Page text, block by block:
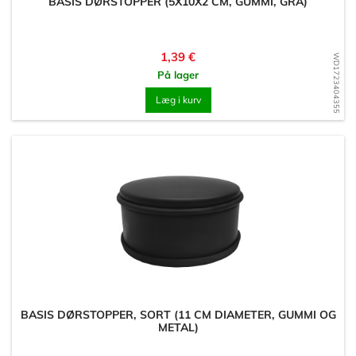
WD1723404355
Pris
1,39 €
På lager
Læg i kurv
BASIS DØRSTOPPER, SORT (11 CM DIAMETER, GUMMI OG
METAL)